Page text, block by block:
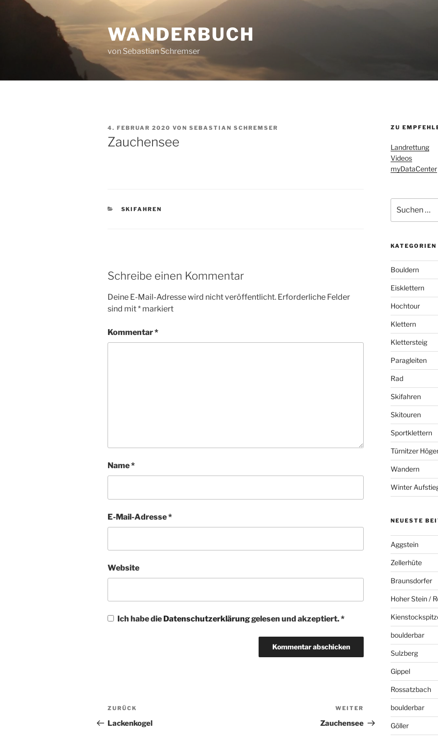
WANDERBUCH
von Sebastian Schremser
VERÖFFENTLICHT
AM
4. FEBRUAR 2020 VON SEBASTIAN SCHREMSER
Zauchensee
KATEGORIEN
SKIFAHREN
Schreibe einen Kommentar
Deine E-Mail-Adresse wird nicht veröffentlicht. Erforderliche Felder
sind mit* markiert
Kommentar*
Name*
E-Mail-Adresse*
Website
Ich habe die Datenschutzerklärunggelesen und akzeptiert.*
Beitragsnavigation
Vorheriger
Beitrag
ZURÜCK
Lackenkogel
Nächster
Beitrag
WEITER
Zauchensee
ZU
Landrettung
Videos
myDataCenter
nach:
KATEGORIEN
Bouldern
Eisklettern
Hochtour
Klettern
Klettersteig
Paragleiten
Rad
Skifahren
Skitouren
Sportklettern
Türnitzer
Wandern
Winter
NEUESTE
Aggstein
Zellerhüte
Braunsdorfer
Hoher Stein /
boulderbar
Sulzberg
Gippel
Rossatzbach
boulderbar
Göller